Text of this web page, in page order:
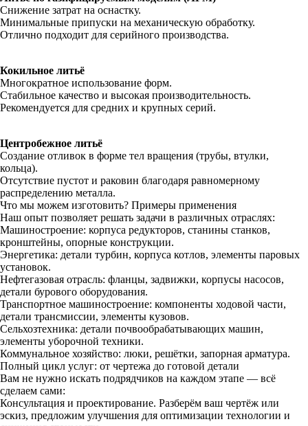
Снижение затрат на оснастку.
Минимальные припуски на механическую обработку.
Отлично подходит для серийного производства.
Кокильное литьё
Многократное использование форм.
Стабильное качество и высокая производительность.
Рекомендуется для средних и крупных серий.
Центробежное литьё
Создание отливок в форме тел вращения (трубы, втулки,
кольца).
Отсутствие пустот и раковин благодаря равномерному
распределению металла.
Что мы можем изготовить? Примеры применения
Наш опыт позволяет решать задачи в различных отраслях:
Машиностроение: корпуса редукторов, станины станков,
кронштейны, опорные конструкции.
Энергетика: детали турбин, корпуса котлов, элементы паровых
установок.
Нефтегазовая отрасль: фланцы, задвижки, корпусы насосов,
детали бурового оборудования.
Транспортное машиностроение: компоненты ходовой части,
детали трансмиссии, элементы кузовов.
Сельхозтехника: детали почвообрабатывающих машин,
элементы уборочной техники.
Коммунальное хозяйство: люки, решётки, запорная арматура.
Полный цикл услуг: от чертежа до готовой детали
Вам не нужно искать подрядчиков на каждом этапе — всё
сделаем сами:
Консультация и проектирование. Разберём ваш чертёж или
эскиз, предложим улучшения для оптимизации технологии и